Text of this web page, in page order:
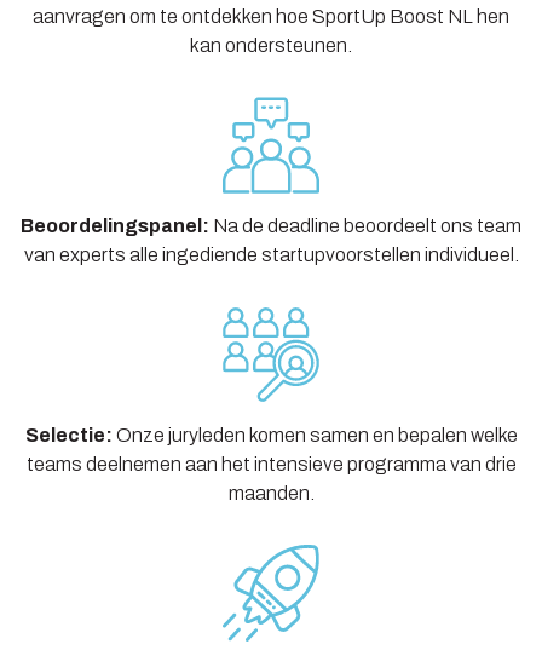
aanvragen om te ontdekken hoe SportUp Boost NL hen
kan ondersteunen.
Beoordelingspanel: Na de deadline beoordeelt ons team
van experts alle ingediende startupvoorstellen individueel.
Selectie: Onze juryleden komen samen en bepalen welke
teams deelnemen aan het intensieve programma van drie
maanden.